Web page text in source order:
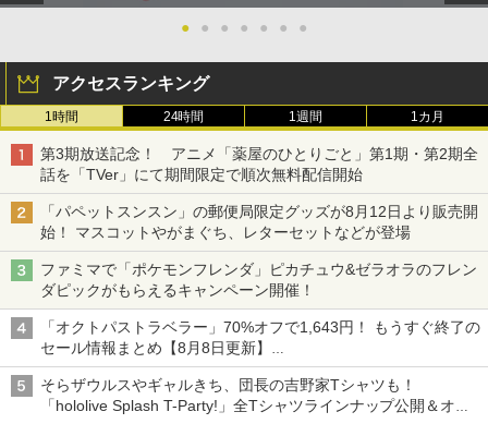
● ● ● ● ● ● ●
アクセスランキング
1時間 24時間 1週間 1カ月
第3期放送記念！ アニメ「薬屋のひとりごと」第1期・第2期全
話を「TVer」にて期間限定で順次無料配信開始
「パペットスンスン」の郵便局限定グッズが8月12日より販売開
始！ マスコットやがまぐち、レターセットなどが登場
ファミマで「ポケモンフレンダ」ピカチュウ&ゼラオラのフレン
ダピックがもらえるキャンペーン開催！
「オクトパストラベラー」70%オフで1,643円！ もうすぐ終了の
セール情報まとめ【8月8日更新】
ニンテンドーeショップでは「大神 絶景版」が67%オフで990円
そらザウルスやギャルきち、団長の吉野家Tシャツも！
「hololive Splash T-Party!」全Tシャツラインナップ公開＆オン